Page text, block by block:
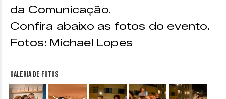
da Comunicação.
Confira abaixo as fotos do evento.
Fotos: Michael Lopes
Galeria de fotos
&nbsp; &nbsp; &nbsp; &nbsp; &nbsp;